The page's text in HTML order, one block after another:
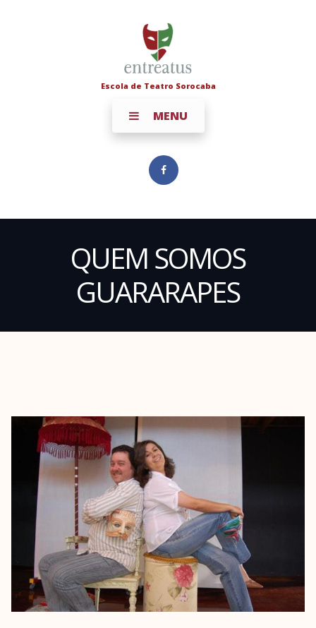
Escola de Teatro Sorocaba
MENU
QUEM SOMOS
GUARARAPES